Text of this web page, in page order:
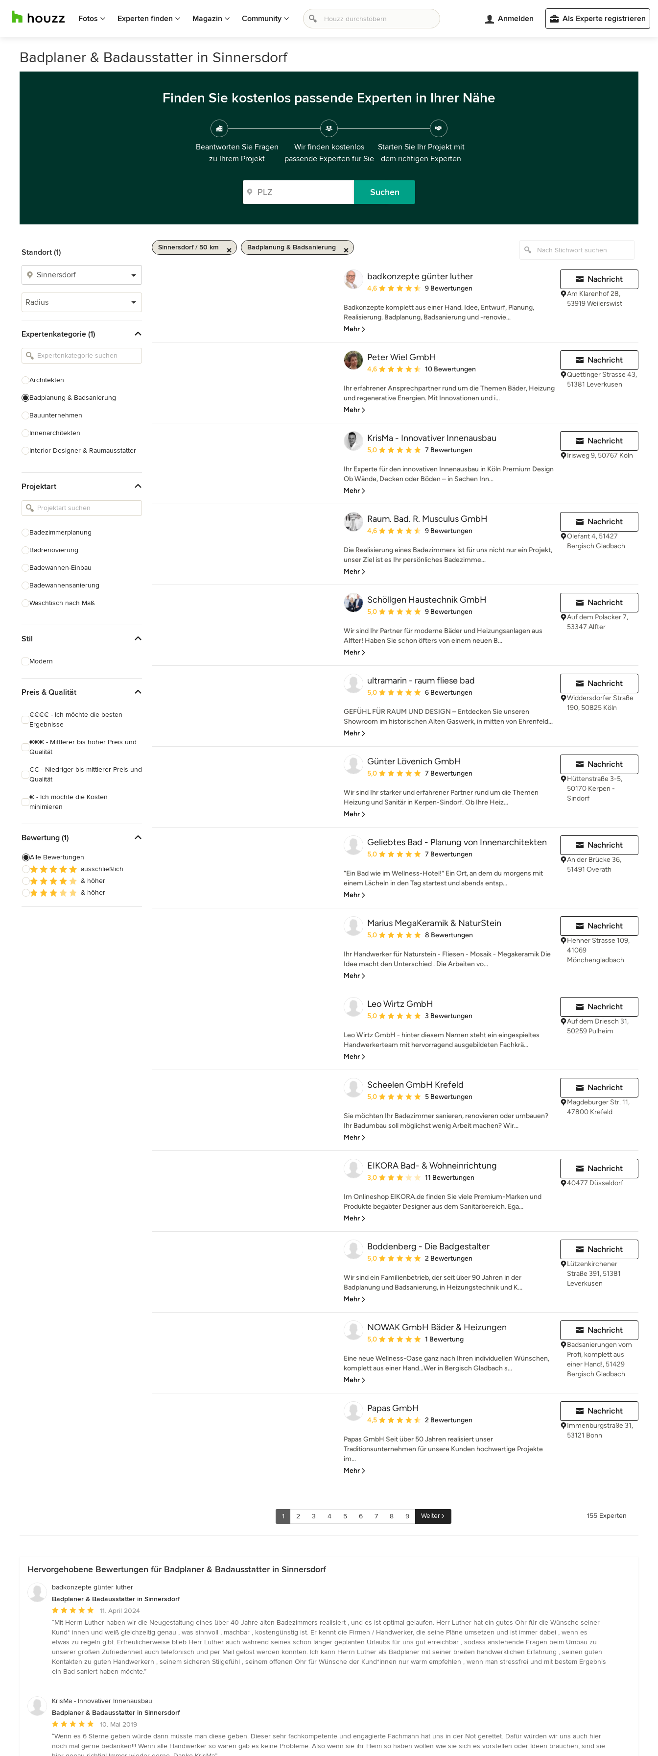
Fotos Experten finden Magazin Community Anmelden Als Experte registrieren
Badplaner & Badausstatter in Sinnersdorf
Finden Sie kostenlos passende Experten in Ihrer Nähe
Beantworten Sie Fragen
zu Ihrem Projekt
Wir finden kostenlos
passende Experten für Sie
Starten Sie Ihr Projekt mit
dem richtigen Experten
Suchen
Standort (1)
Radius
Expertenkategorie (1)
Architekten
Badplanung & Badsanierung
Bauunternehmen
Innenarchitekten
Interior Designer & Raumausstatter
Landschaftsarchitekten
Armaturen & Sanitärbedarf
Einbauschränke
Projektart
Badezimmerplanung
Badrenovierung
Badewannen-Einbau
Badewannensanierung
Waschtisch nach Maß
Gäste-WC Renovierung
Alle anzeigen
Stil
Modern
Preis & Qualität
€€€€ - Ich möchte die besten
Ergebnisse
€€€ - Mittlerer bis hoher Preis und
Qualität
€€ - Niedriger bis mittlerer Preis und
Qualität
€ - Ich möchte die Kosten
minimieren
Bewertung (1)
Alle Bewertungen
ausschließlich
& höher
& höher
Sinnersdorf / 50 km Badplanung & Badsanierung
badkonzepte günter luther
Durchschnittliche Bewertung: 4.6 von 5 Sternen
4,6 9 Bewertungen
Badkonzepte komplett aus einer Hand. Idee, Entwurf, Planung,
Realisierung. Badplanung, Badsanierung und -renovie...
Mehr
Nachricht
Am Klarenhof 28,
53919 Weilerswist
Peter Wiel GmbH
Durchschnittliche Bewertung: 4.6 von 5 Sternen
4,6 10 Bewertungen
Ihr erfahrener Ansprechpartner rund um die Themen Bäder, Heizung
und regenerative Energien. Mit Innovationen und i...
Mehr
Nachricht
Quettinger Strasse 43,
51381 Leverkusen
KrisMa - Innovativer Innenausbau
Durchschnittliche Bewertung: 5 von 5 Sternen
5,0 7 Bewertungen
Ihr Experte für den innovativen Innenausbau in Köln Premium Design
Ob Wände, Decken oder Böden – in Sachen Inn...
Mehr
Nachricht
Irisweg 9, 50767 Köln
Raum. Bad. R. Musculus GmbH
Durchschnittliche Bewertung: 4.6 von 5 Sternen
4,6 9 Bewertungen
Die Realisierung eines Badezimmers ist für uns nicht nur ein Projekt,
unser Ziel ist es Ihr persönliches Badezimme...
Mehr
Nachricht
Olefant 4, 51427
Bergisch Gladbach
Schöllgen Haustechnik GmbH
Durchschnittliche Bewertung: 5 von 5 Sternen
5,0 9 Bewertungen
Wir sind Ihr Partner für moderne Bäder und Heizungsanlagen aus
Alfter! Haben Sie schon öfters von einem neuen B...
Mehr
Nachricht
Auf dem Polacker 7,
53347 Alfter
ultramarin - raum fliese bad
Durchschnittliche Bewertung: 5 von 5 Sternen
5,0 6 Bewertungen
GEFÜHL FÜR RAUM UND DESIGN – Entdecken Sie unseren
Showroom im historischen Alten Gaswerk, in mitten von Ehrenfeld...
Mehr
Nachricht
Widdersdorfer Straße
190, 50825 Köln
Günter Lövenich GmbH
Durchschnittliche Bewertung: 5 von 5 Sternen
5,0 7 Bewertungen
Wir sind Ihr starker und erfahrener Partner rund um die Themen
Heizung und Sanitär in Kerpen-Sindorf. Ob Ihre Heiz...
Mehr
Nachricht
Hüttenstraße 3-5,
50170 Kerpen -
Sindorf
Geliebtes Bad - Planung von Innenarchitekten
Durchschnittliche Bewertung: 5 von 5 Sternen
5,0 7 Bewertungen
“Ein Bad wie im Wellness-Hotel!” Ein Ort, an dem du morgens mit
einem Lächeln in den Tag startest und abends entsp...
Mehr
Nachricht
An der Brücke 36,
51491 Overath
Marius MegaKeramik & NaturStein
Durchschnittliche Bewertung: 5 von 5 Sternen
5,0 8 Bewertungen
Ihr Handwerker für Naturstein - Fliesen - Mosaik - Megakeramik Die
Idee macht den Unterschied . Die Arbeiten vo...
Mehr
Nachricht
Hehner Strasse 109,
41069
Mönchengladbach
Leo Wirtz GmbH
Durchschnittliche Bewertung: 5 von 5 Sternen
5,0 3 Bewertungen
Leo Wirtz GmbH - hinter diesem Namen steht ein eingespieltes
Handwerkerteam mit hervorragend ausgebildeten Fachkrä...
Mehr
Nachricht
Auf dem Driesch 31,
50259 Pulheim
Scheelen GmbH Krefeld
Durchschnittliche Bewertung: 5 von 5 Sternen
5,0 5 Bewertungen
Sie möchten Ihr Badezimmer sanieren, renovieren oder umbauen?
Ihr Badumbau soll möglichst wenig Arbeit machen? Wir...
Mehr
Nachricht
Magdeburger Str. 11,
47800 Krefeld
EIKORA Bad- & Wohneinrichtung
Durchschnittliche Bewertung: 3 von 5 Sternen
3,0 11 Bewertungen
Im Onlineshop EIKORA.de finden Sie viele Premium-Marken und
Produkte begabter Designer aus dem Sanitärbereich. Ega...
Mehr
Nachricht
40477 Düsseldorf
Boddenberg - Die Badgestalter
Durchschnittliche Bewertung: 5 von 5 Sternen
5,0 2 Bewertungen
Wir sind ein Familienbetrieb, der seit über 90 Jahren in der
Badplanung und Badsanierung, in Heizungstechnik und K...
Mehr
Nachricht
Lützenkirchener
Straße 391, 51381
Leverkusen
NOWAK GmbH Bäder & Heizungen
Durchschnittliche Bewertung: 5 von 5 Sternen
5,0 1 Bewertung
Eine neue Wellness-Oase ganz nach Ihren individuellen Wünschen,
komplett aus einer Hand…Wer in Bergisch Gladbach s...
Mehr
Nachricht
Badsanierungen vom
Profi, komplett aus
einer Hand!, 51429
Bergisch Gladbach
Papas GmbH
Durchschnittliche Bewertung: 4.5 von 5 Sternen
4,5 2 Bewertungen
Papas GmbH Seit über 50 Jahren realisiert unser
Traditionsunternehmen für unsere Kunden hochwertige Projekte
im...
Mehr
Nachricht
Immenburgstraße 31,
53121 Bonn
1 2 3 4 5 6 7 8 9 Weiter 155 Experten
Hervorgehobene Bewertungen für Badplaner & Badausstatter in Sinnersdorf
badkonzepte günter luther
Badplaner & Badausstatter in Sinnersdorf
Durchschnittliche
Bewertung:
5
von
5
Sternen
11. April 2024
“Mit Herrn Luther haben wir die Neugestaltung eines über 40 Jahre alten Badezimmers realisiert , und es ist optimal gelaufen. Herr Luther hat ein gutes Ohr für die Wünsche seiner
Kund* innen und weiß gleichzeitig genau , was sinnvoll , machbar , kostengünstig ist. Er kennt die Firmen / Handwerker, die seine Pläne umsetzen und ist immer dabei , wenn es
etwas zu regeln gibt. Erfreulicherweise blieb Herr Luther auch während seines schon länger geplanten Urlaubs für uns gut erreichbar , sodass anstehende Fragen beim Umbau zu
unserer großen Zufriedenheit auch telefonisch und per Mail gelöst werden konnten. Ich kann Herrn Luther als Badplaner mit seiner breiten handwerklichen Erfahrung , seinen guten
Kontakten zu guten Handwerkern , seinem sicheren Stilgefühl , seinem offenen Ohr für Wünsche der Kund*innen nur warm empfehlen , wenn man stressfrei und mit bestem Ergebnis
ein Bad saniert haben möchte.”
KrisMa - Innovativer Innenausbau
Badplaner & Badausstatter in Sinnersdorf
Durchschnittliche
Bewertung:
5
von
10. Mai 2019
“Wenn es 6 Sterne geben würde dann müsste man diese geben. Dieser sehr fachkompetente und engagierte Fachmann hat uns in der Not gerettet. Dafür würden wir uns auch hier
noch mal gerne bedanken!!! Wenn alle Handwerker so wären gäb es keine Probleme. Also wenn sie ihr Heim so haben wollen wie sie sich es vorstellen oder Ideen brauchen, sind sie